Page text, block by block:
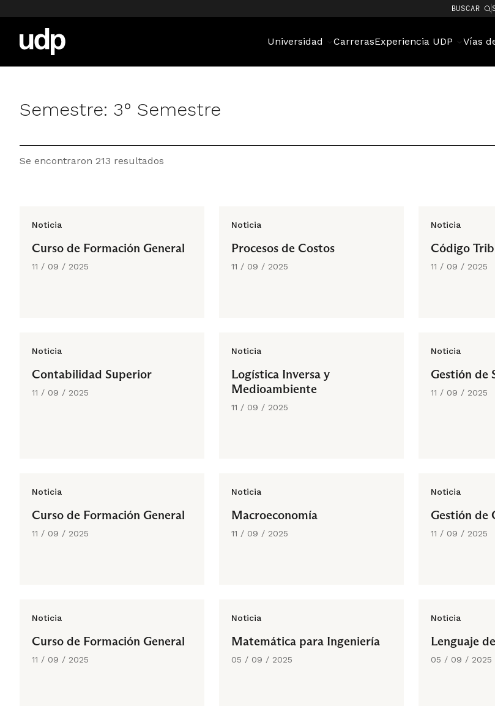
BUSCAR
Universidad CarrerasExperiencia UDP Vías
Semestre: 3° Semestre
Se encontraron 213 resultados
Noticia
Curso de Formación General
11 / 09 / 2025
Noticia
Procesos de Costos
11 / 09 / 2025
Noticia
Código
11 / 09 / 2025
Noticia
Contabilidad Superior
11 / 09 / 2025
Noticia
Logística Inversa y
Medioambiente
11 / 09 / 2025
Noticia
Gestión de
11 / 09 / 2025
Noticia
Curso de Formación General
11 / 09 / 2025
Noticia
Macroeconomía
11 / 09 / 2025
Noticia
Gestión de
11 / 09 / 2025
Noticia
Curso de Formación General
11 / 09 / 2025
Noticia
Matemática para Ingeniería
05 / 09 / 2025
Noticia
Lenguaje
05 / 09 / 2025